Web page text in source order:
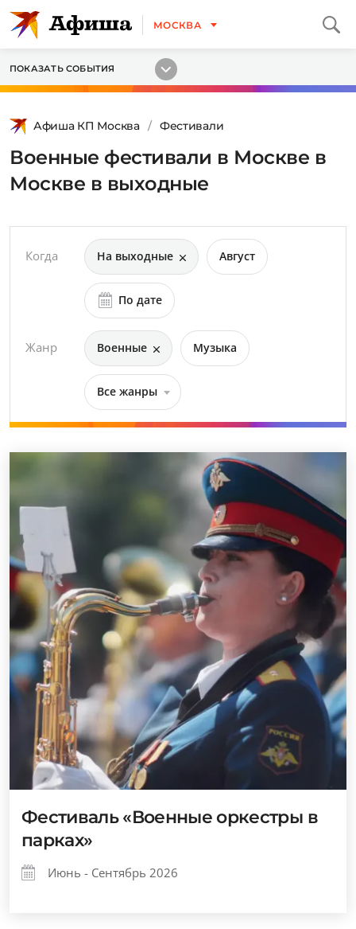
МОСКВА
ПОКАЗАТЬ СОБЫТИЯ
Афиша КП Москва Фестивали
Военные фестивали в Москве в
Москве в выходные
Когда На выходные Август
По дате
Жанр Военные Музыка
Все жанры
Фестиваль «Военные оркестры в
парках»
Июнь - Сентябрь 2026